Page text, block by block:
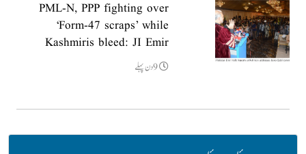
PML-N, PPP fighting over
‘Form-47 scraps’ while
Kashmiris bleed: JI Emir
9دن پہلے